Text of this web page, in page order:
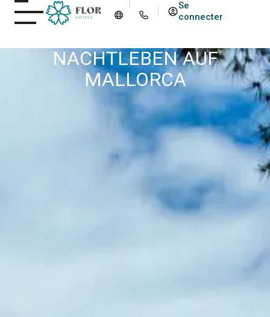
Se
connecter
NACHTLEBEN AUF
MALLORCA